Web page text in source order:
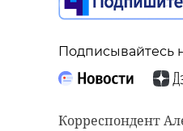
Подписывайтесь
Корреспондент